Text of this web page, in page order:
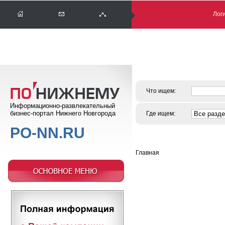
Что ищем:
Где ищем:
Главная
Информационно-развлекательный
бизнес-портал Нижнего Новгорода
PO-NN.RU